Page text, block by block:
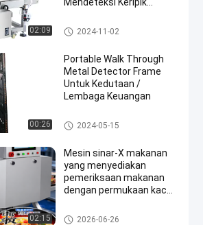
02:09 Detektor Logam Makanan
2024-11-02
00:26
Portable Walk Through
Metal Detector Frame
Untuk Kedutaan /
Lembaga Keuangan
Berjalan Melalui Detektor Loga
m
2024-05-15
02:15
Mesin sinar-X makanan
yang menyediakan
pemeriksaan makanan
dengan permukaan kaca
operasi layar sentuh
Mesin Sinar X Makanan
2026-06-26